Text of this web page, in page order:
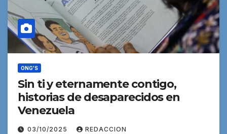
ONG'S
Sin ti y eternamente contigo,
historias de desaparecidos en
Venezuela
03/10/2025 REDACCION